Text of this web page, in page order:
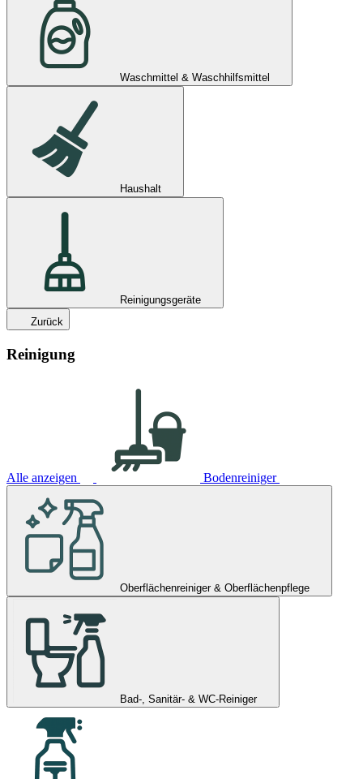
Waschmittel & Waschhilfsmittel
Haushalt
Reinigungsgeräte
Zurück
Reinigung
Alle anzeigen Bodenreiniger
Oberflächenreiniger & Oberflächenpflege
Bad-, Sanitär- & WC-Reiniger